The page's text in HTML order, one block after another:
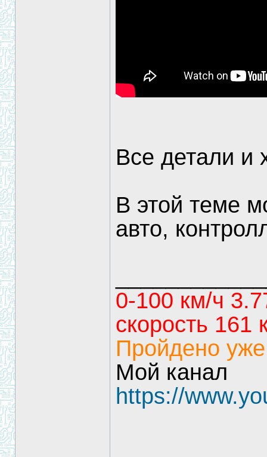
Все детали и
В этой теме
авто,
0-100 км/ч
скорость 161
Пройдено
Мой канал
https://